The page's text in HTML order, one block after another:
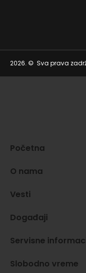
2026. © Sva prava
Početna
O nama
Vesti
Događaji
Servisne
Slobodno vreme